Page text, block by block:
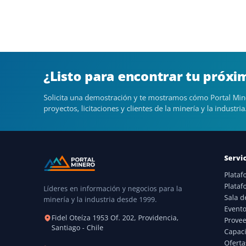
¿Listo para encontrar tu
Solicita una demostración y te mostramos cómo Portal
proyectos, licitaciones y clientes de la minería y la industria.
Líderes en información y negocios para la
minería y la industria desde 1999.
Fidel Oteíza 1953 Of. 202, Providencia,
Santiago - Chile
Sala